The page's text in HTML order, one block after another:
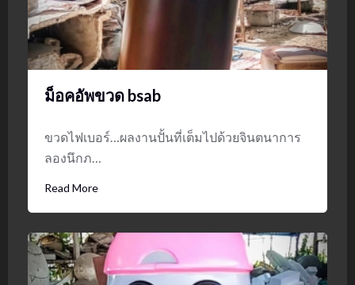
ม็อคอัพขวด bsab
ขวดไฟเบอร์…ผลงานปั้นที่เต็มไปด้วยจินตนาการ
ลองนึกภ…
Read More